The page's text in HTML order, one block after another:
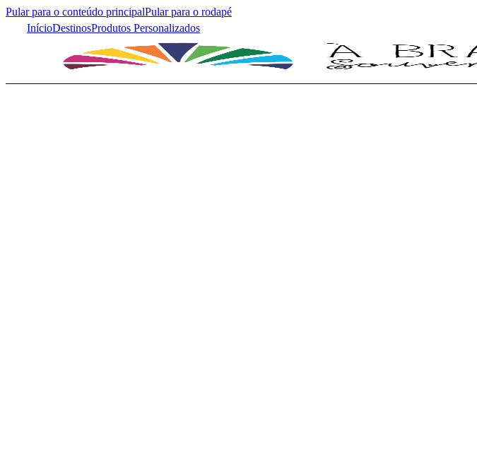
Pular para o conteúdo principalPular para o rodapé
InícioDestinosProdutos Personalizados